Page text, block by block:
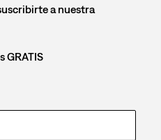
a nuestra
GRATIS